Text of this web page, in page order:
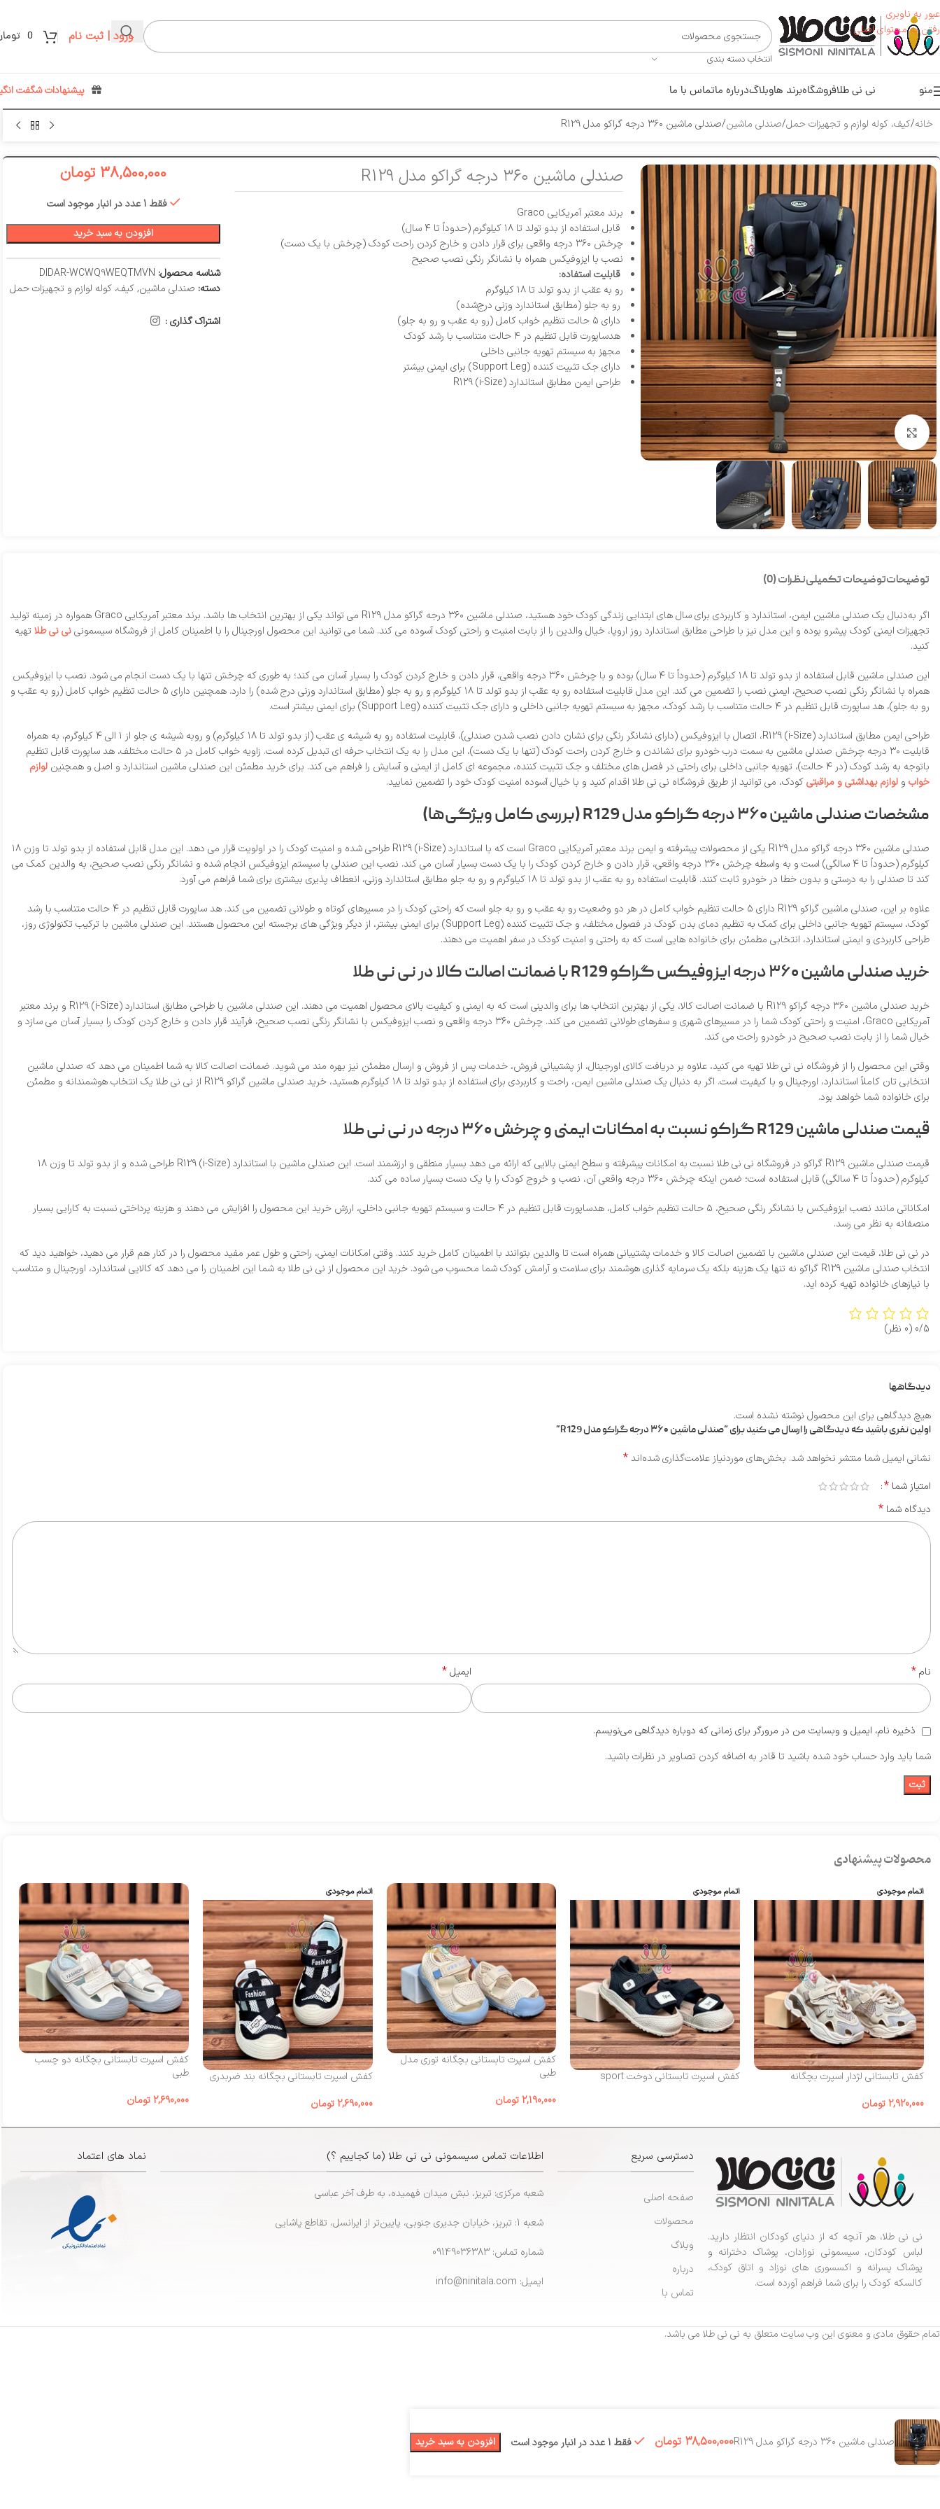
عبور به ناوبری
رفتن به محتوای اصلی
انتخاب دسته بندی
ورود | ثبت نام 0
منو نی نی طلافروشگاهبرند هاوبلاگدرباره ماتماس با ما پیشنهادات شگفت
خانه کیف، کوله لوازم و تجهیزات حمل صندلی ماشین صندلی ماشین ۳۶۰ درجه گراکو مدل R129
بزرگنمایی تصویر
صندلی ماشین ۳۶۰ درجه گراکو مدل R129
برند معتبر آمریکایی Graco
قابل استفاده از بدو تولد تا ۱۸ کیلوگرم (حدوداً تا ۴ سال)
چرخش ۳۶۰ درجه واقعی برای قرار دادن و خارج کردن راحت کودک (چرخش با یک دست)
نصب با ایزوفیکس همراه با نشانگر رنگی نصب صحیح
قابلیت استفاده:
رو به عقب از بدو تولد تا ۱۸ کیلوگرم
رو به جلو (مطابق استاندارد وزنی درج‌شده)
دارای ۵ حالت تنظیم خواب کامل (رو به عقب و رو به جلو)
هدساپورت قابل تنظیم در ۴ حالت متناسب با رشد کودک
مجهز به سیستم تهویه جانبی داخلی
دارای جک تثبیت‌ کننده (Support Leg) برای ایمنی بیشتر
طراحی ایمن مطابق استاندارد R129 (i-Size)
38,500,000 تومان
فقط 1 عدد در انبار موجود است
افزودن به سبد خرید
شناسه محصول: DIDAR-WCWQ9WEQTMVN
دسته: صندلی ماشین,کیف، کوله لوازم و تجهیزات حمل
اشتراک گذاری :
توضیحاتتوضیحات تکمیلینظرات (0)
اگر به‌دنبال یک صندلی ماشین ایمن، استاندارد و کاربردی برای سال‌ های ابتدایی زندگی کودک خود هستید، صندلی ماشین ۳۶۰ درجه گراکو مدل R129 می‌ تواند یکی از بهترین انتخاب‌ ها باشد. برند معتبر آمریکایی Graco همواره در زمینه تولید
تجهیزات ایمنی کودک پیشرو بوده و این مدل نیز با طراحی مطابق استاندارد روز اروپا، خیال والدین را از بابت امنیت و راحتی کودک آسوده می‌ کند. شما می‌ توانید این محصول اورجینال را با اطمینان کامل از فروشگاه سیسمونینی نی طلا تهیه
کنید.
این صندلی ماشین قابل استفاده از بدو تولد تا ۱۸ کیلوگرم (حدوداً تا ۴ سال) بوده و با چرخش ۳۶۰ درجه واقعی، قرار دادن و خارج کردن کودک را بسیار آسان می‌ کند؛ به‌ طوری‌ که چرخش تنها با یک دست انجام می‌ شود. نصب با ایزوفیکس
همراه با نشانگر رنگی نصب صحیح، ایمنی نصب را تضمین می‌ کند. این مدل قابلیت استفاده رو به عقب از بدو تولد تا ۱۸ کیلوگرم و رو به جلو (مطابق استاندارد وزنی درج‌ شده) را دارد. همچنین دارای ۵ حالت تنظیم خواب کامل (رو به عقب و
رو به جلو)، هد ساپورت قابل تنظیم در ۴ حالت متناسب با رشد کودک، مجهز به سیستم تهویه جانبی داخلی و دارای جک تثبیت‌ کننده (Support Leg) برای ایمنی بیشتر است.
طراحی ایمن مطابق استاندارد R129 (i-Size)، اتصال با ایزوفیکس (دارای نشانگر رنگی برای نشان دادن نصب شدن صندلی)، قابلیت استفاده رو به شیشه ی عقب (از بدو تولد تا ۱۸ کیلوگرم) و روبه شیشه ی جلو از ۱ الی ۴ کیلوگرم، به همراه
قابلیت ۳۰ درجه چرخش صندلی ماشین به سمت درب خودرو برای نشاندن و خارج کردن راحت کودک (تنها با یک دست)، این مدل را به یک انتخاب حرفه‌ ای تبدیل کرده است. زاویه خواب کامل در ۵ حالت مختلف، هد ساپورت قابل تنظیم
باتوجه به رشد کودک (در ۴ حالت)، تهویه جانبی داخلی برای راحتی در فصل‌ های مختلف و جک تثبیت کننده، مجموعه‌ ای کامل از ایمنی و آسایش را فراهم می‌ کند. برای خرید مطمئن این صندلی ماشین استاندارد و اصل و همچنین
لوازم
خواب و لوازم بهداشتی و مراقبتیکودک، می‌ توانید از طریق فروشگاه نی نی طلا اقدام کنید و با خیال آسوده امنیت کودک خود را تضمین نمایید.
مشخصات صندلی ماشین ۳۶۰ درجه گراکو مدل R129 (بررسی کامل ویژگی‌ها)
صندلی ماشین ۳۶۰ درجه گراکو مدل R129 یکی از محصولات پیشرفته و ایمن برند معتبر آمریکایی Graco است که با استاندارد R129 (i-Size) طراحی شده و امنیت کودک را در اولویت قرار می‌ دهد. این مدل قابل استفاده از بدو تولد تا وزن ۱۸
کیلوگرم (حدوداً تا ۴ سالگی) است و به‌ واسطه چرخش ۳۶۰ درجه واقعی، قرار دادن و خارج کردن کودک را با یک دست بسیار آسان می‌ کند. نصب این صندلی با سیستم ایزوفیکس انجام شده و نشانگر رنگی نصب صحیح، به والدین کمک می‌
کند تا صندلی را به‌ درستی و بدون خطا در خودرو ثابت کنند. قابلیت استفاده رو به عقب از بدو تولد تا ۱۸ کیلوگرم و رو به جلو مطابق استاندارد وزنی، انعطاف‌ پذیری بیشتری برای شما فراهم می‌ آورد.
علاوه بر این، صندلی ماشین گراکو R129 دارای ۵ حالت تنظیم خواب کامل در هر دو وضعیت رو به عقب و رو به جلو است که راحتی کودک را در مسیرهای کوتاه و طولانی تضمین می‌ کند. هد ساپورت قابل تنظیم در ۴ حالت متناسب با رشد
کودک، سیستم تهویه جانبی داخلی برای کمک به تنظیم دمای بدن کودک در فصول مختلف، و جک تثبیت‌ کننده (Support Leg) برای ایمنی بیشتر، از دیگر ویژگی‌ های برجسته این محصول هستند. این صندلی ماشین با ترکیب تکنولوژی روز،
طراحی کاربردی و ایمنی استاندارد، انتخابی مطمئن برای خانواده‌ هایی است که به راحتی و امنیت کودک در سفر اهمیت می‌ دهند.
خرید صندلی ماشین ۳۶۰ درجه ایزوفیکس گراکو R129 با ضمانت اصالت کالا در نی نی طلا
خرید صندلی ماشین ۳۶۰ درجه گراکو R129 با ضمانت اصالت کالا، یکی از بهترین انتخاب‌ ها برای والدینی است که به ایمنی و کیفیت بالای محصول اهمیت می‌ دهند. این صندلی ماشین با طراحی مطابق استاندارد R129 (i-Size) و برند معتبر
آمریکایی Graco، امنیت و راحتی کودک شما را در مسیرهای شهری و سفرهای طولانی تضمین می‌ کند. چرخش ۳۶۰ درجه واقعی و نصب ایزوفیکس با نشانگر رنگی نصب صحیح، فرآیند قرار دادن و خارج کردن کودک را بسیار آسان می‌ سازد و
خیال شما را از بابت نصب صحیح در خودرو راحت می‌ کند.
وقتی این محصول را از فروشگاه نی نی طلا تهیه می‌ کنید، علاوه بر دریافت کالای اورجینال، از پشتیبانی فروش، خدمات پس از فروش و ارسال مطمئن نیز بهره‌ مند می‌ شوید. ضمانت اصالت کالا به شما اطمینان می‌ دهد که صندلی ماشین
انتخابی‌ تان کاملاً استاندارد، اورجینال و با کیفیت است. اگر به دنبال یک صندلی ماشین ایمن، راحت و کاربردی برای استفاده از بدو تولد تا ۱۸ کیلوگرم هستید، خرید صندلی ماشین گراکو R129 از نی نی طلا یک انتخاب هوشمندانه و مطمئن
برای خانواده شما خواهد بود.
قیمت صندلی ماشین R129 گراکو نسبت به امکانات ایمنی و چرخش ۳۶۰ درجه در نی نی طلا
قیمت صندلی ماشین R129 گراکو در فروشگاه نی نی طلا نسبت به امکانات پیشرفته و سطح ایمنی بالایی که ارائه می‌ دهد بسیار منطقی و ارزشمند است. این صندلی ماشین با استاندارد R129 (i-Size) طراحی شده و از بدو تولد تا وزن ۱۸
کیلوگرم (حدوداً تا ۴ سالگی) قابل استفاده است؛ ضمن اینکه چرخش ۳۶۰ درجه واقعی آن، نصب و خروج کودک را با یک دست بسیار ساده می‌ کند.
امکاناتی مانند نصب ایزوفیکس با نشانگر رنگی صحیح، ۵ حالت تنظیم خواب کامل، هدساپورت قابل تنظیم در ۴ حالت و سیستم تهویه جانبی داخلی، ارزش خرید این محصول را افزایش می‌ دهند و هزینه پرداختی نسبت به کارایی بسیار
منصفانه به نظر می‌ رسد.
در نی نی طلا، قیمت این صندلی ماشین با تضمین اصالت کالا و خدمات پشتیبانی همراه است تا والدین بتوانند با اطمینان کامل خرید کنند. وقتی امکانات ایمنی، راحتی و طول عمر مفید محصول را در کنار هم قرار می‌ دهید، خواهید دید که
انتخاب صندلی ماشین R129 گراکو نه‌ تنها یک هزینه بلکه یک سرمایه‌ گذاری هوشمند برای سلامت و آرامش کودک شما محسوب می‌ شود. خرید این محصول از نی نی طلا به شما این اطمینان را می‌ دهد که کالایی استاندارد، اورجینال و متناسب
با نیازهای خانواده تهیه کرده‌ اید.
0/5 (0 نظر)
دیدگاهها
هیچ دیدگاهی برای این محصول نوشته نشده است.
اولین نفری باشید که دیدگاهی را ارسال می کنید برای “صندلی ماشین ۳۶۰ درجه گراکو مدل R129”
نشانی ایمیل شما منتشر نخواهد شد. بخش‌های موردنیاز علامت‌گذاری شده‌اند*
امتیاز شما *
دیدگاه شما *
نام* ایمیل*
ذخیره نام، ایمیل و وبسایت من در مرورگر برای زمانی که دوباره دیدگاهی می‌نویسم.
شما باید وارد حساب خود شده باشید تا قادر به اضافه کردن تصاویر در نظرات باشید.
محصولات پیشنهادی
اتمام موجودی
کفش تابستانی لژدار اسپرت بچگانه
2,920,000 تومان
اتمام موجودی
کفش اسپرت تابستانی دوخت sport
کفش اسپرت تابستانی بچگانه توری مدل
طبی
2,190,000 تومان
اتمام موجودی
کفش اسپرت تابستانی بچگانه بند ضربدری
2,690,000 تومان
کفش اسپرت تابستانی بچگانه دو چسب
طبی
2,690,000 تومان
نی نی طلا، هر آنچه که از دنیای کودکان انتظار دارید.
لباس کودکان، سیسمونی نوزادان، پوشاک دخترانه و
پوشاک پسرانه و اکسسوری های نوزاد و اتاق کودک،
کالسکه کودک را برای شما فراهم آورده است.
دسترسی سریع
صفحه اصلی
محصولات
وبلاگ
درباره
تماس با
اطلاعات تماس سیسمونی نی نی طلا (ما کجاییم ؟)
شعبه مرکزی: تبریز، نبش میدان فهمیده، به طرف آخر عباسی
شعبه 1: تبریز، خیابان جدیری جنوبی، پایین‌تر از ایرانسل، تقاطع پاشایی
شماره تماس: 09149036383
ایمیل: info@ninitala.com
نماد های اعتماد
تمام حقوق مادی و معنوی این وب سایت متعلق به نی نی طلا می باشد.
صندلی ماشین ۳۶۰ درجه گراکو مدل R129 38,500,000 تومان فقط 1 عدد در انبار موجود است افزودن به سبد خرید